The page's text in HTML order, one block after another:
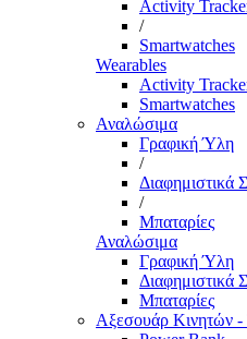
Activity
/
Smartwatches
Wearables
Activity
Smartwatches
Αναλώσιμα
Γραφική Ύλη
/
Διαφημιστικά
/
Μπαταρίες
Αναλώσιμα
Γραφική Ύλη
Διαφημιστικά
Μπαταρίες
Αξεσουάρ Κινητών -